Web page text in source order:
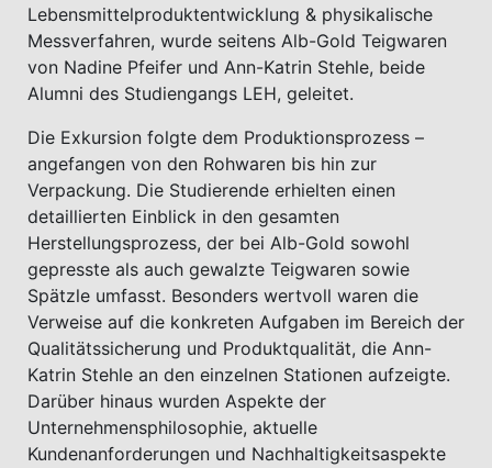
Lebensmittelproduktentwicklung & physikalische
Messverfahren, wurde seitens Alb-Gold Teigwaren
von Nadine Pfeifer und Ann-Katrin Stehle, beide
Alumni des Studiengangs LEH, geleitet.
Die Exkursion folgte dem Produktionsprozess –
angefangen von den Rohwaren bis hin zur
Verpackung. Die Studierende erhielten einen
detaillierten Einblick in den gesamten
Herstellungsprozess, der bei Alb-Gold sowohl
gepresste als auch gewalzte Teigwaren sowie
Spätzle umfasst. Besonders wertvoll waren die
Verweise auf die konkreten Aufgaben im Bereich der
Qualitätssicherung und Produktqualität, die Ann-
Katrin Stehle an den einzelnen Stationen aufzeigte.
Darüber hinaus wurden Aspekte der
Unternehmensphilosophie, aktuelle
Kundenanforderungen und Nachhaltigkeitsaspekte